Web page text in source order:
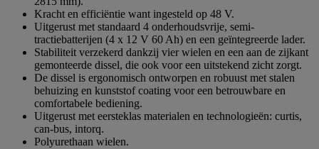
Kracht en efficiëntie want ingesteld op 48 V.
Uitgerust met standaard 4 onderhoudsvrije, semi-
tractiebatterijen (4 x 12 V 60 Ah) en een geïntegreerde lader.
Stabiliteit verzekerd dankzij vier wielen en een aan de zijkant
gemonteerde dissel, die ook voor een uitstekend zicht zorgt.
De dissel is ergonomisch ontworpen en robuust met stalen
behuizing en kunststof coating voor een betrouwbare en
comfortabele bediening.
Uitgerust met eersteklas materialen en technologieën: curtis,
can-bus, intorq.
Polyurethaan wielen.